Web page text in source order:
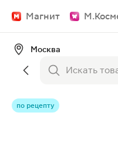
Магнит
Москва
по рецепту